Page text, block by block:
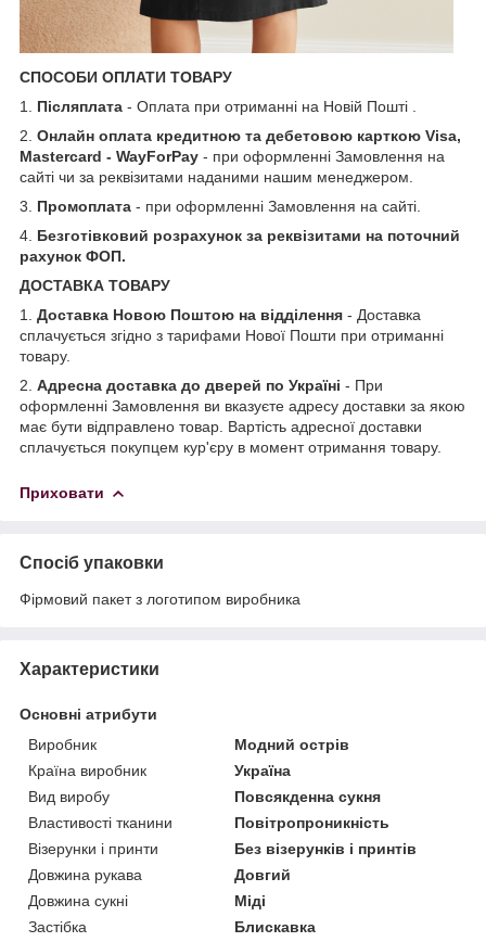
СПОСОБИ ОПЛАТИ ТОВАРУ
1. Післяплата - Оплата при отриманні на Новій Пошті .
2. Онлайн оплата кредитною та дебетовою карткою Visa,
Mastercard - WayForPay - при оформленні Замовлення на
сайті чи за реквізитами наданими нашим менеджером.
3. Промоплата - при оформленні Замовлення на сайті.
4. Безготівковий розрахунок за реквізитами на поточний
рахунок ФОП.
ДОСТАВКА ТОВАРУ
1.
Доставка Новою Поштою на відділення - Доставка
сплачується згідно з тарифами Нової Пошти при отриманні
товару.
2. Адресна доставка до дверей по Україні - При
оформленні Замовлення ви вказуєте адресу доставки за якою
має бути відправлено товар. Вартість адресної доставки
сплачується покупцем кур'єру в момент отримання товару.
Приховати
Спосіб упаковки
Фірмовий пакет з логотипом виробника
Характеристики
Основні атрибути
Виробник
Модний острів
Країна виробник
Україна
Вид виробу
Повсякденна сукня
Властивості тканини
Повітропроникність
Візерунки і принти
Без візерунків і принтів
Довжина рукава
Довгий
Довжина сукні
Міді
Застібка
Блискавка